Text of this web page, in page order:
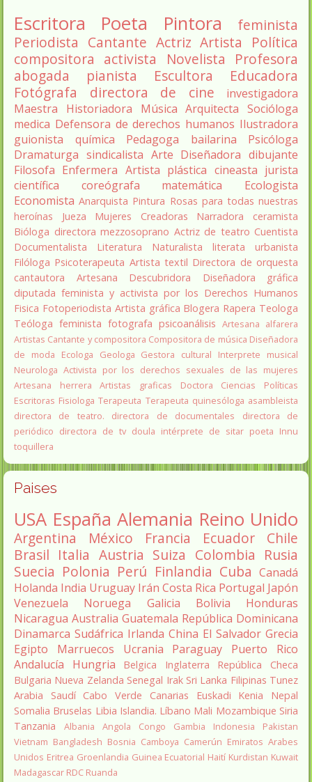
Escritora Poeta Pintora
feminista
Periodista Cantante Actriz Artista
Política
compositora activista Novelista
Profesora
abogada
pianista Escultora
Educadora
Fotógrafa
directora de cine
investigadora
Maestra
Historiadora Música Arquitecta Socióloga
medica Defensora de derechos humanos Ilustradora
guionista
química Pedagoga bailarina
Psicóloga
Dramaturga sindicalista Arte Diseñadora dibujante
Filosofa Enfermera Artista plástica cineasta jurista
científica
coreógrafa matemática
Ecologista
Economista Anarquista Pintura Rosas para todas nuestras
heroínas
Jueza Mujeres Creadoras Narradora
ceramista
Bióloga directora mezzosoprano Actriz de teatro Cuentista
Documentalista
Literatura Naturalista literata
urbanista
Filóloga Psicoterapeuta Artista textil Directora de orquesta
cantautora
Artesana Descubridora
Diseñadora gráfica
diputada feminista y activista por los Derechos Humanos
Fisica Fotoperiodista Artista gráfica Blogera Rapera Teologa
Teóloga feminista fotografa psicoanálisis Artesana alfarera
Artistas Cantante y compositora Compositora de música Diseñadora
de moda
Ecologa Geologa Gestora cultural
Interprete musical
Neurologa Activista por los derechos sexuales de las mujeres
Artesana herrera
Artistas graficas
Doctora Ciencias Políticas
Escritoras Fisiologa Terapeuta Terapeuta quinesóloga asambleista
directora de teatro.
directora de documentales
directora de
periódico directora de tv doula intérprete de sitar poeta Innu
toquillera
Paises
USA España Alemania Reino Unido
Argentina México Francia Ecuador
Chile
Brasil Italia Austria Suiza Colombia Rusia
Suecia Polonia Perú Finlandia Cuba Canadá
Holanda India Uruguay Irán Costa Rica Portugal Japón
Venezuela
Noruega Galicia Bolivia
Honduras
Nicaragua Australia Guatemala República Dominicana
Dinamarca Sudáfrica Irlanda China El Salvador Grecia
Egipto
Marruecos Ucrania Paraguay
Puerto Rico
Andalucía
Hungria Belgica Inglaterra
República Checa
Bulgaria Nueva Zelanda Senegal Irak Sri Lanka Filipinas Tunez
Arabia Saudí Cabo Verde Canarias Euskadi Kenia
Nepal
Somalia Bruselas Libia Islandia. Líbano Mali Mozambique Siria
Tanzania
Albania Angola Congo Gambia Indonesia
Pakistan
Vietnam Bangladesh Bosnia Camboya Camerún Emiratos Arabes
Unidos Eritrea Groenlandia Guinea Ecuatorial Haití Kurdistan Kuwait
Madagascar RDC Ruanda